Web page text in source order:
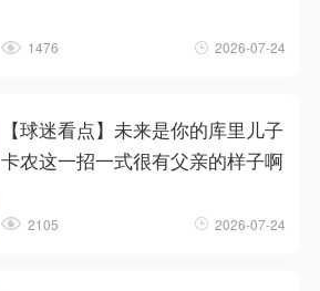
1476 2026-07-24
【球迷看点】未来是你的库里儿子
卡农这一招一式很有父亲的样子啊
2105 2026-07-24